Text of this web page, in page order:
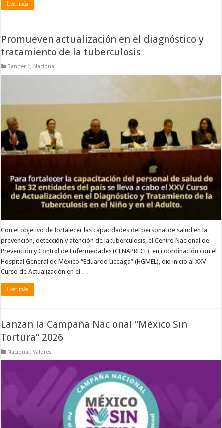
Leer más
Promueven actualización en el diagnóstico y
tratamiento de la tuberculosis
Banner 1, Nacional
Con el objetivo de fortalecer las capacidades del personal de salud en la
prevención, detección y atención de la tuberculosis, el Centro Nacional de
Prevención y Control de Enfermedades (CENAPRECE), en coordinación con el
Hospital General de México “Eduardo Liceaga” (HGMEL), dio inicio al XXV
Curso de Actualización en el …
Leer más
Lanzan la Campaña Nacional “México Sin
Tortura” 2026
Nacional,Valores